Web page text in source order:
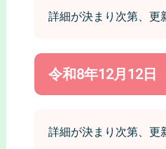
詳細が決まり次第、更
令和8年12月12日
詳細が決まり次第、更